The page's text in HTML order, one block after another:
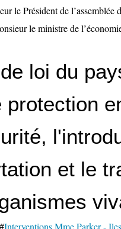
le Président de
le ministre de
loi du
protection
et le
Interventions Mme Parker -